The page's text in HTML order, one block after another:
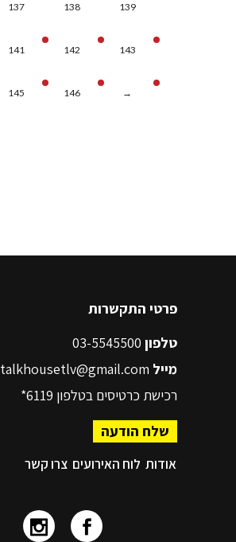
137 138 139
141 142 143
145 146 →
פרטי התקשרות
טלפון
מייל talkhousetlv@gmail.com
רכישת כרטיסים בטלפון 6119*
שלח הודעה
אודות לוח האירועים צרו קשר